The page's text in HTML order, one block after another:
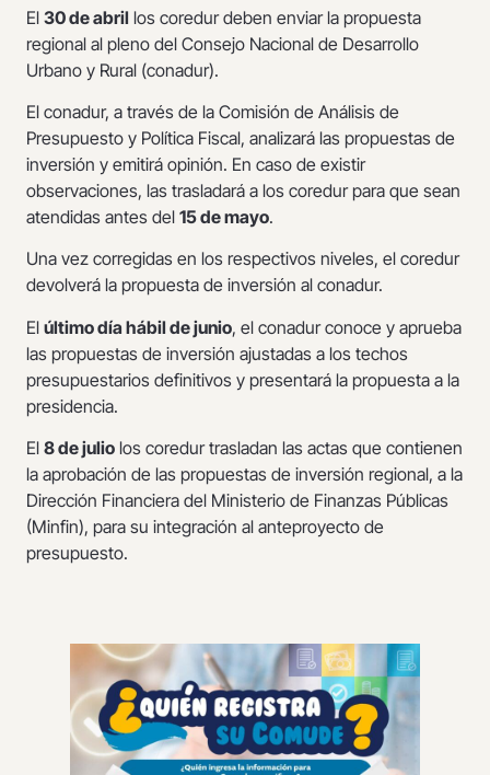
El 30 de abril los coredur deben enviar la propuesta
regional al pleno del Consejo Nacional de Desarrollo
Urbano y Rural (conadur).
El conadur, a través de la Comisión de Análisis de
Presupuesto y Política Fiscal, analizará las propuestas de
inversión y emitirá opinión. En caso de existir
observaciones, las trasladará a los coredur para que sean
atendidas antes del 15 de mayo.
Una vez corregidas en los respectivos niveles, el coredur
devolverá la propuesta de inversión al conadur.
El último día hábil de junio, el conadur conoce y aprueba
las propuestas de inversión ajustadas a los techos
presupuestarios definitivos y presentará la propuesta a la
presidencia.
El 8 de julio los coredur trasladan las actas que contienen
la aprobación de las propuestas de inversión regional, a la
Dirección Financiera del Ministerio de Finanzas Públicas
(Minfin), para su integración al anteproyecto de
presupuesto.